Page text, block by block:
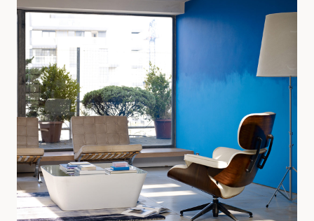
Vyberte si Interiérové farby Dulux podľa parametrov.